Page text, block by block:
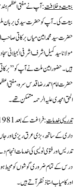
بیعت وخلافت:آپ نے مفتی اعظم ہند
بیعت کی۔آپ کو حضرت سیدی برہان ملت
حضرت سید محمد امین میاں برکاتی
مولانا سید کمیل اشرف اشرفی
ہیں۔حضور امین ملت نے آپ کو
حضرت امام احمد رضا قدس سرہ، مفتی
الحق امجدی علیہ الرحمہ متمکن تھے۔
تدریسی خدمات
داری کے ساتھ ،بڑی عرق ریزی اور
تدریس اور فتوی نویسی کی خدمات
درس کے تمام ضروری گوشوں کو محیط
اور کامیاب استاذ نظر آتے ہیں۔